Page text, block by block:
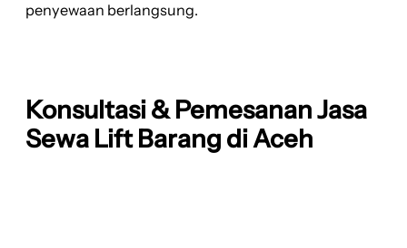
penyewaan berlangsung.
Konsultasi & Pemesanan Jasa
Sewa Lift Barang di Aceh